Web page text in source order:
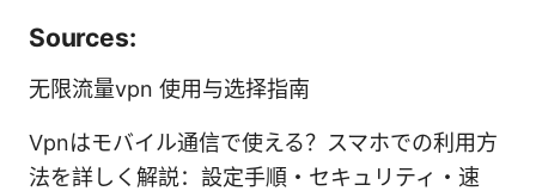
Sources:
无限流量vpn 使用与选择指南
Vpnはモバイル通信で使える？スマホでの利用方
法を詳しく解説：設定手順・セキュリティ・速